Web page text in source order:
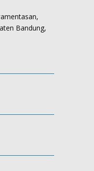
Bandung,